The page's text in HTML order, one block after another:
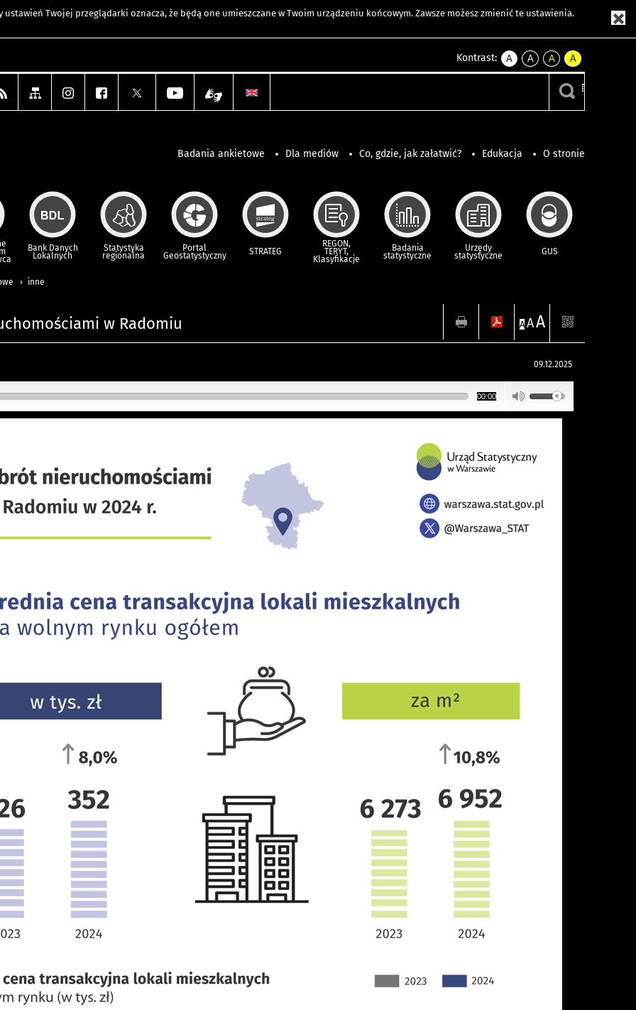
Twojej przeglądarki oznacza, że będą one umieszczane w Twoim urządzeniu końcowym. Zawsze możesz zmienić te ustawienia.
Kontrast:
A
kontrast
A
kontrast
czarnym
A
kontrast
żółty
tekst
czarnym
A
kontrast
czarny
tekst
żółtym
Badania ankietowe Dla mediów Co, gdzie, jak załatwić? Edukacja O stronie
Bank Danych
Lokalnych
Statystyka
regionalna
Portal
Geostatystyczny STRATEG
REGON,
TERYT,
Klasyfikacje
Badania
statystyczne
Urzędy
statystyczne GUS
inne
w Radomiu A AA
09.12.2025
00:00